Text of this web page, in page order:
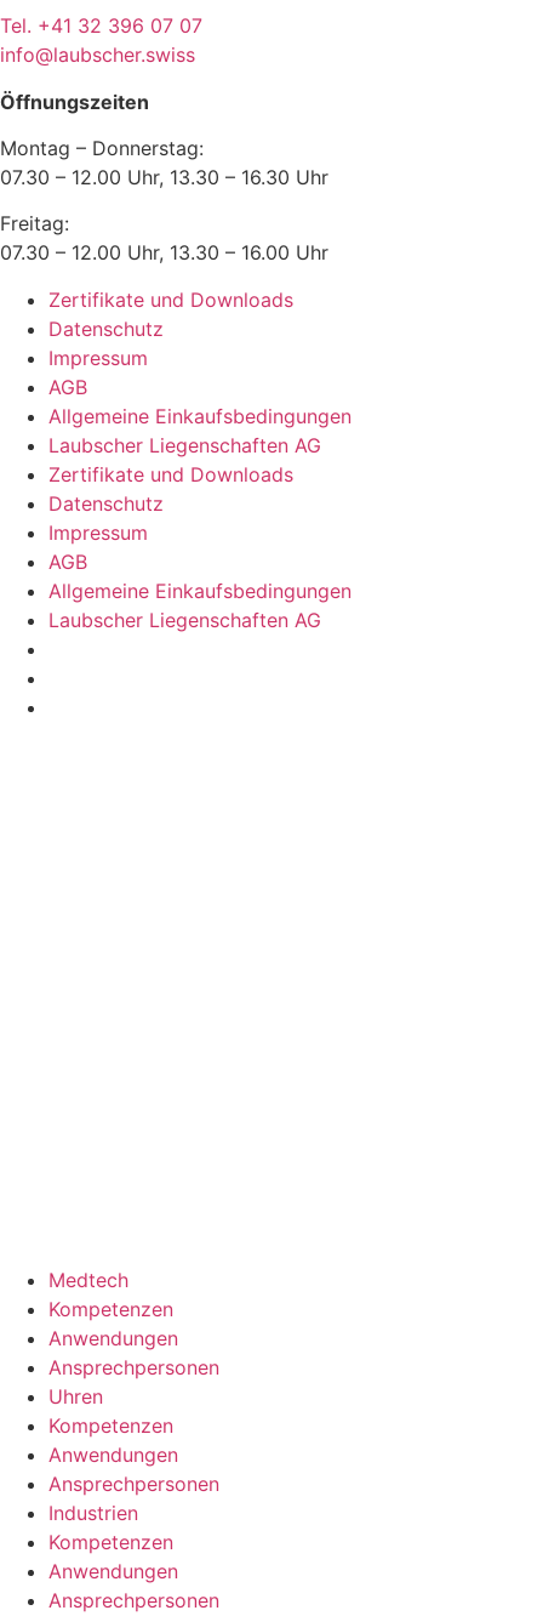
Tel. +41 32 396 07 07
info@laubscher.swiss
Öffnungszeiten
Montag – Donnerstag:
07.30 – 12.00 Uhr, 13.30 – 16.30 Uhr
Freitag:
07.30 – 12.00 Uhr, 13.30 – 16.00 Uhr
Zertifikate und Downloads
Datenschutz
Impressum
AGB
Allgemeine Einkaufsbedingungen
Laubscher Liegenschaften AG
Zertifikate und Downloads
Datenschutz
Impressum
AGB
Allgemeine Einkaufsbedingungen
Laubscher Liegenschaften AG
Medtech
Kompetenzen
Anwendungen
Ansprechpersonen
Uhren
Kompetenzen
Anwendungen
Ansprechpersonen
Industrien
Kompetenzen
Anwendungen
Ansprechpersonen